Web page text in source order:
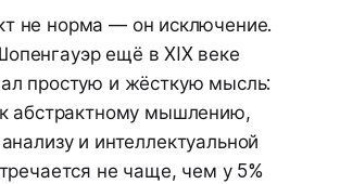
не норма — он исключение.
ещё в XIX веке
простую и жёсткую мысль:
абстрактному мышлению,
и интеллектуальной
не чаще, чем у 5%